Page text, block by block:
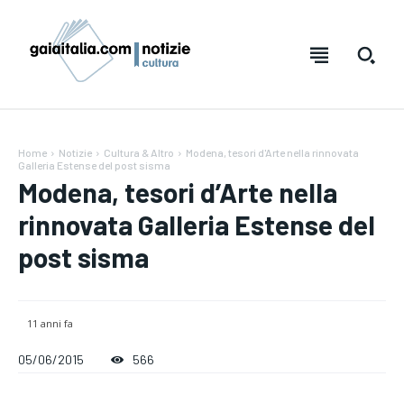
SUBSCRIBE
SUBSCRIBE
Home Notizie Cultura & Altro
Modena, tesori d'Arte nella rinnovata
Galleria Estense del post sisma
Modena, tesori d’Arte nella
rinnovata Galleria Estense del
post sisma
11 anni fa
05/06/2015 566